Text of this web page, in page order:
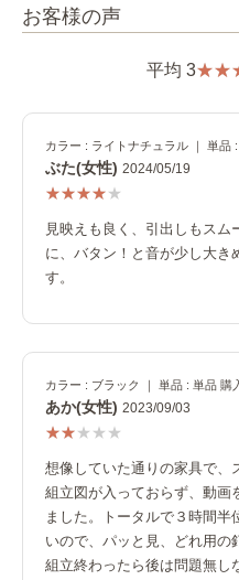
お客様の声
平均 3
カラー : ライトナチュラル ｜ 単品
ぶた(女性) 2024/05/19
見映えも良く、引出しもス
に、バタン！と音が少し大
す。
カラー : ブラック ｜ 単品 : 単品 購
あか(女性) 2023/09/03
想像していた通りの家具で、
組立図が入っておらず、動画
ました。トータルで３時間半
いので、パッと見、どれ用の
組立終わったら後は問題無し